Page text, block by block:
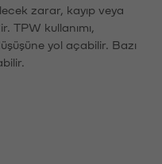
zarar, kayıp veya
TPW kullanımı,
yol açabilir. Bazı